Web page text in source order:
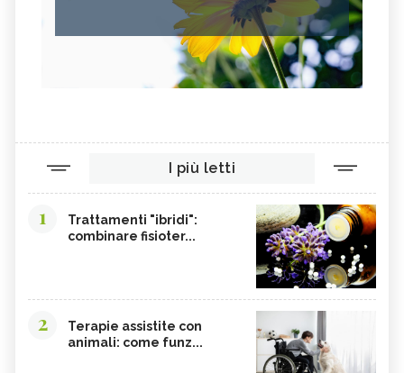
I più letti
1
Trattamenti "ibridi":
combinare fisioter...
2
Terapie assistite con
animali: come funz...